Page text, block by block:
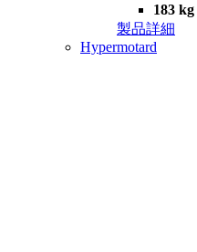
183 kg
製品詳細
Hypermotard